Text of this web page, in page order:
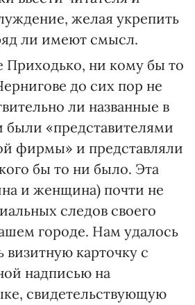
желая укрепить
ли имеют смысл.
ни кому бы то
до сих пор не
ли названные в
«представителями
фирмы» и представляли
бы то ни было. Эта
и женщина) почти не
следов своего
городе. Нам удалось
карточку с
надписью на
свидетельствующую